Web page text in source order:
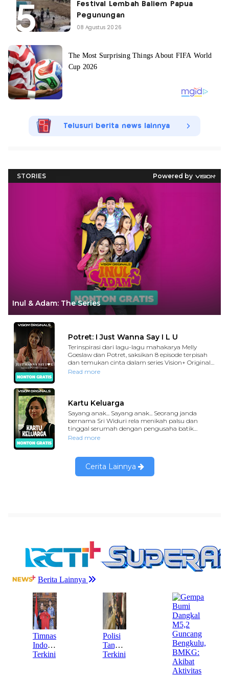
Festival Lembah Baliem Papua
Pegunungan
08 Agustus 2026
Telusuri berita news lainnya